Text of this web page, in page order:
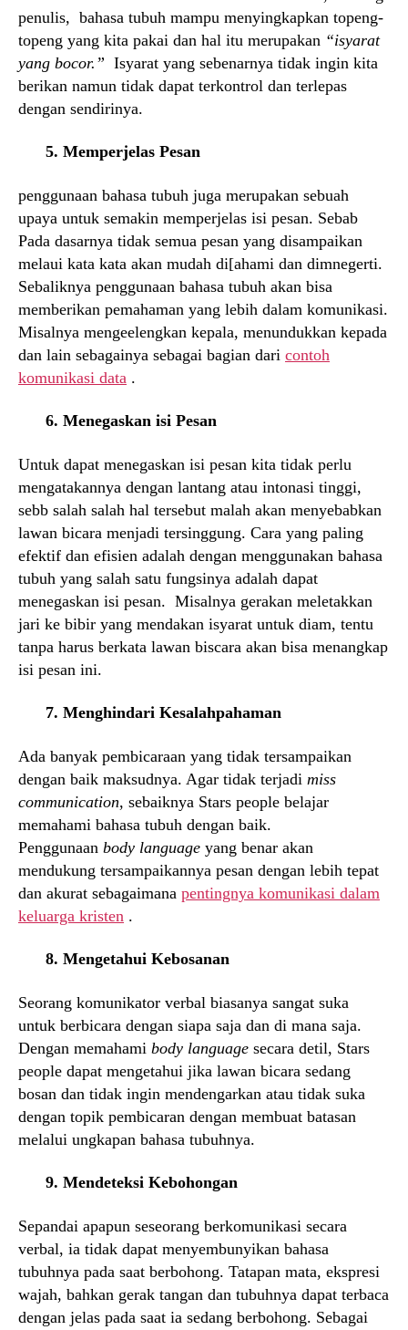
penulis, bahasa tubuh mampu menyingkapkan topeng-
topeng yang kita pakai dan hal itu merupakan “isyarat
yang bocor.” Isyarat yang sebenarnya tidak ingin kita
berikan namun tidak dapat terkontrol dan terlepas
dengan sendirinya.
5. Memperjelas Pesan
penggunaan bahasa tubuh juga merupakan sebuah
upaya untuk semakin memperjelas isi pesan. Sebab
Pada dasarnya tidak semua pesan yang disampaikan
melaui kata kata akan mudah di[ahami dan dimnegerti.
Sebaliknya penggunaan bahasa tubuh akan bisa
memberikan pemahaman yang lebih dalam komunikasi.
Misalnya mengeelengkan kepala, menundukkan kepada
dan lain sebagainya sebagai bagian dari contoh
komunikasi data .
6. Menegaskan isi Pesan
Untuk dapat menegaskan isi pesan kita tidak perlu
mengatakannya dengan lantang atau intonasi tinggi,
sebb salah salah hal tersebut malah akan menyebabkan
lawan bicara menjadi tersinggung. Cara yang paling
efektif dan efisien adalah dengan menggunakan bahasa
tubuh yang salah satu fungsinya adalah dapat
menegaskan isi pesan. Misalnya gerakan meletakkan
jari ke bibir yang mendakan isyarat untuk diam, tentu
tanpa harus berkata lawan biscara akan bisa menangkap
isi pesan ini.
7. Menghindari Kesalahpahaman
Ada banyak pembicaraan yang tidak tersampaikan
dengan baik maksudnya. Agar tidak terjadi miss
communication, sebaiknya Stars people belajar
memahami bahasa tubuh dengan baik.
Penggunaan body language yang benar akan
mendukung tersampaikannya pesan dengan lebih tepat
dan akurat sebagaimana pentingnya komunikasi dalam
keluarga kristen .
8. Mengetahui Kebosanan
Seorang komunikator verbal biasanya sangat suka
untuk berbicara dengan siapa saja dan di mana saja.
Dengan memahami body language secara detil, Stars
people dapat mengetahui jika lawan bicara sedang
bosan dan tidak ingin mendengarkan atau tidak suka
dengan topik pembicaran dengan membuat batasan
melalui ungkapan bahasa tubuhnya.
9. Mendeteksi Kebohongan
Sepandai apapun seseorang berkomunikasi secara
verbal, ia tidak dapat menyembunyikan bahasa
tubuhnya pada saat berbohong. Tatapan mata, ekspresi
wajah, bahkan gerak tangan dan tubuhnya dapat terbaca
dengan jelas pada saat ia sedang berbohong. Sebagai